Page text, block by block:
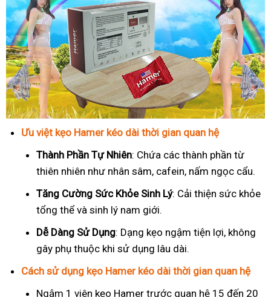
Ưu việt kẹo Hamer kéo dài thời gian quan hệ
Thành Phần Tự Nhiên: Chứa các thành phần từ
thiên nhiên như nhân sâm, cafein, nấm ngọc cẩu.
Tăng Cường Sức Khỏe Sinh Lý: Cải thiện sức khỏe
tổng thể và sinh lý nam giới.
Dễ Dàng Sử Dụng: Dạng kẹo ngậm tiện lợi, không
gây phụ thuộc khi sử dụng lâu dài.
Cách sử dụng kẹo Hamer kéo dài thời gian quan hệ
Ngậm 1 viên kẹo Hamer trước quan hệ 15 đến 20